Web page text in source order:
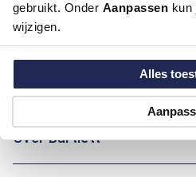
gebruikt. Onder Aanpassen kun
wijzigen.
Alles
Materiaal:
60% Katoen /
Pasvorm:
Motief:
Grafisch
Maatinformatie
Over Bartlett